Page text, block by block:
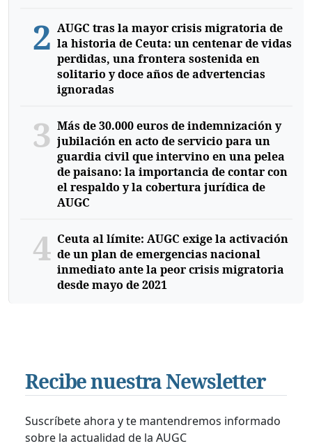
2 AUGC tras la mayor crisis migratoria de
la historia de Ceuta: un centenar de vidas
perdidas, una frontera sostenida en
solitario y doce años de advertencias
ignoradas
3 Más de 30.000 euros de indemnización y
jubilación en acto de servicio para un
guardia civil que intervino en una pelea
de paisano: la importancia de contar con
el respaldo y la cobertura jurídica de
AUGC
4 Ceuta al límite: AUGC exige la activación
de un plan de emergencias nacional
inmediato ante la peor crisis migratoria
desde mayo de 2021
Recibe nuestra Newsletter
Suscríbete ahora y te mantendremos informado
sobre la actualidad de la AUGC